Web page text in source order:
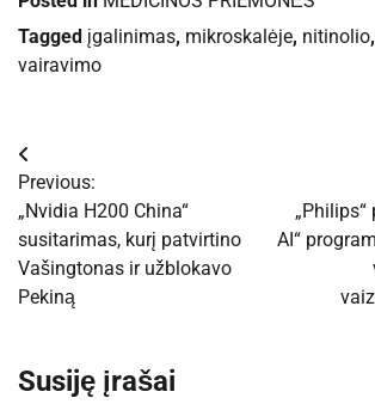
Tagged įgalinimas, mikroskalėje, nitinolio,
vairavimo
Navigacija
tarp
įrašų
Previous:
„Nvidia H200 China“
susitarimas, kurį patvirtino
Vašingtonas ir užblokavo
Pekiną
„Philips“
AI“
Susiję įrašai